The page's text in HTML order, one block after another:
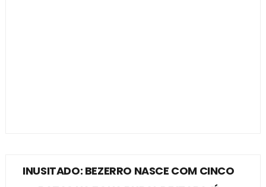
INUSITADO: BEZERRO NASCE COM CINCO